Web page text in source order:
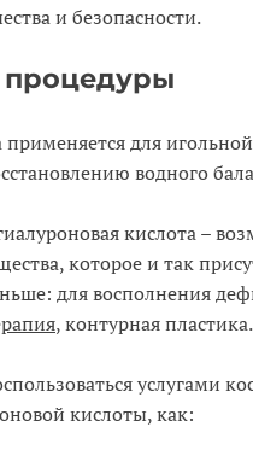
и безопасности.
процедуры
применяется для
водного
кислота –
которое и так
для восполнения
, контурная пластика.
услугами
кислоты, как: